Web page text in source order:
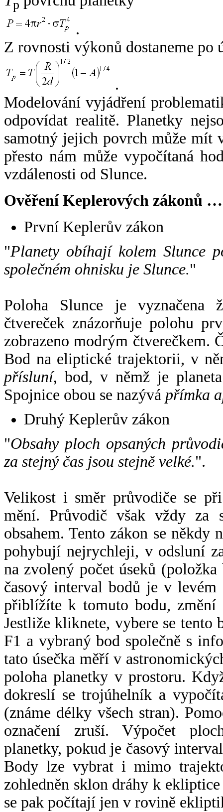
p
.
Z rovnosti výkonů dostaneme po
.
Modelování vyjádření
odpovídat realitě. Planetky
samotný jejich povrch může mít
přesto nám může vypočítaná
vzdálenosti od Slunce.
Ověření Keplerových zákonů …
První Keplerův zákon
"Planety obíhají kolem Slunce
společném ohnisku je Slunce."
Poloha Slunce je vyznačena
čtvereček znázorňuje polohu
zobrazeno modrým čtverečkem.
Bod na eliptické trajektorii, v
přísluní, bod, v němž je
Spojnice obou se nazývá přímka
Druhý Keplerův zákon
"Obsahy ploch opsaných
za stejný čas jsou stejně velké.".
Velikost i směr průvodiče se
mění. Průvodič však vždy za
obsahem. Tento zákon se někdy
pohybují nejrychleji, v odsluní
na zvolený počet úseků
časový interval bodů je v
přiblížíte k tomuto bodu,
Jestliže kliknete, vybere se tento
F1 a vybraný bod společně s
tato úsečka měří v
poloha planetky v prostoru.
dokreslí se trojúhelník a
(známe délky všech stran).
označení zruší. Výpočet
planetky, pokud je časový
Body lze vybrat i mimo
zohledněn sklon dráhy k
se pak počítají jen v rovině